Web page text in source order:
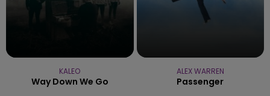
KALEO
Way Down We Go
ALEX WARREN
Passenger